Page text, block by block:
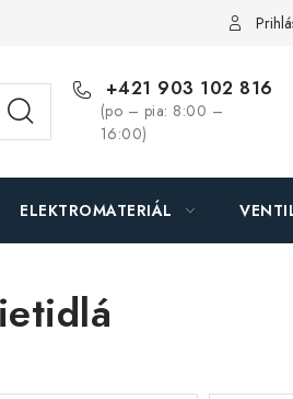
O nás - MEGALED & JANTON
+421 903 102 816
(po – pia: 8:00 –
16:00)
ELEKTROMATERIÁL